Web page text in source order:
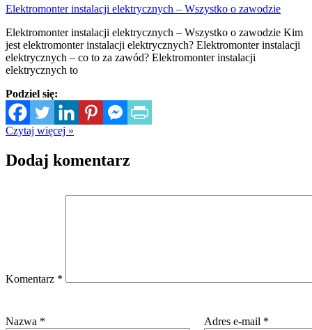
Elektromonter instalacji elektrycznych – Wszystko o zawodzie
Elektromonter instalacji elektrycznych – Wszystko o zawodzie Kim
jest elektromonter instalacji elektrycznych? Elektromonter instalacji
elektrycznych – co to za zawód? Elektromonter instalacji
elektrycznych to
Podziel się:
Czytaj więcej »
Dodaj komentarz
Komentarz *
Nazwa * Adres e-mail *